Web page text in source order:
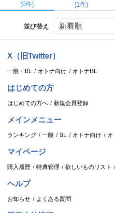
(0件) (1件)
並び替え
X（旧Twitter）
一般・BL オトナ向け オトナBL
はじめての方
はじめての方へ 新規会員登録
メインメニュー
ランキング 一般 BL オトナ向け オ
マイページ
購入履歴 特典管理 欲しいものリスト
ヘルプ
お知らせ よくある質問